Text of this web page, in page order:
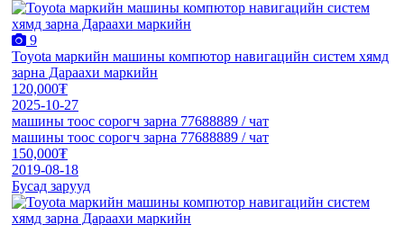
9
Toyota маркийн машины компютор навигацийн систем хямд
зарна Дараахи маркийн
120,000₮
2025-10-27
машины тоос сорогч зарна 77688889 / чат
машины тоос сорогч зарна 77688889 / чат
150,000₮
2019-08-18
Бусад зарууд